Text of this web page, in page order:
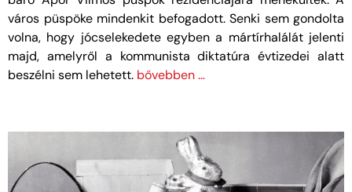
város püspöke mindenkit befogadott. Senki sem gondolta
volna, hogy jócselekedete egyben a mártírhalálát jelenti
majd, amelyről a kommunista diktatúra évtizedei alatt
beszélni sem lehetett. bővebben …